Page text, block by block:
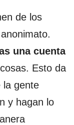
de los
una cuenta
Esto da
la gente
y hagan lo